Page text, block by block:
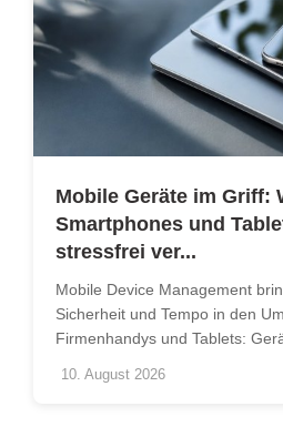
Mobile Geräte im Griff:
Smartphones und
stressfrei ver...
Mobile Device Management
Sicherheit und Tempo in den
Firmenhandys und Tablets:
10. August 2026